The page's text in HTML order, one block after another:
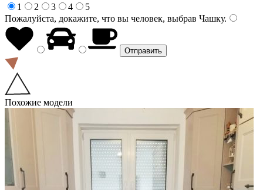
1
2 3 4
5
Пожалуйста, докажите, что вы человек, выбрав Чашку.
Похожие модели